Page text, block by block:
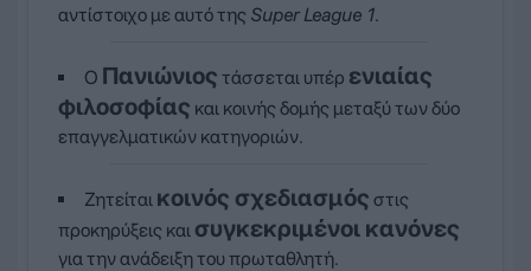
αντίστοιχο με αυτό της Super League 1.
Ο Πανιώνιος τάσσεται υπέρ ενιαίας
φιλοσοφίας και κοινής δομής μεταξύ των δύο
επαγγελματικών κατηγοριών.
Ζητείται κοινός σχεδιασμός στις
προκηρύξεις και συγκεκριμένοι κανόνες
για την ανάδειξη του πρωταθλητή.